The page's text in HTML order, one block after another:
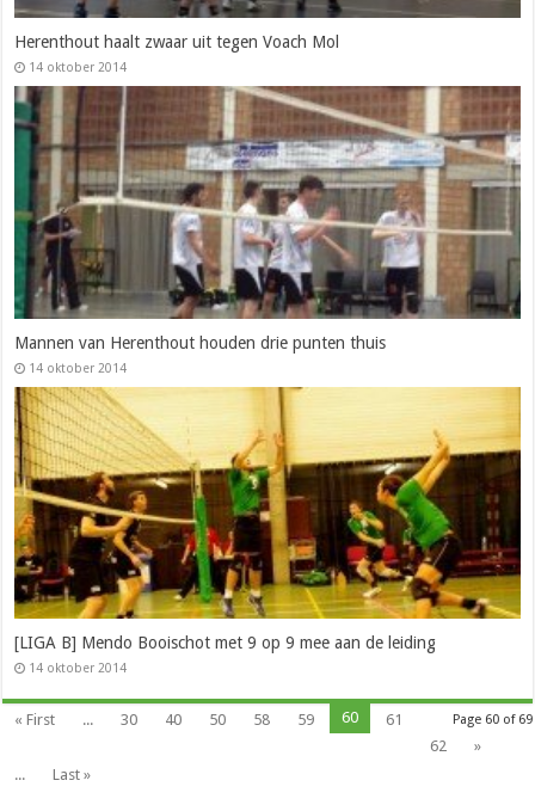
Herenthout haalt zwaar uit tegen Voach Mol
14 oktober 2014
Mannen van Herenthout houden drie punten thuis
14 oktober 2014
[LIGA B] Mendo Booischot met 9 op 9 mee aan de leiding
14 oktober 2014
Page 60 of 69
« First ... 30 40 50 58 59 60
61
62
»
...
Last »